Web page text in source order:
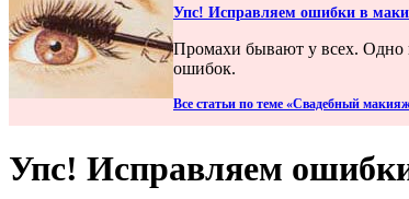
Упс! Исправляем ошибки в
Промахи бывают у всех. Одно
ошибок.
Все статьи по теме «Свадебный
Упс! Исправляем